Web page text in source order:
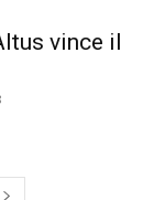
vince il